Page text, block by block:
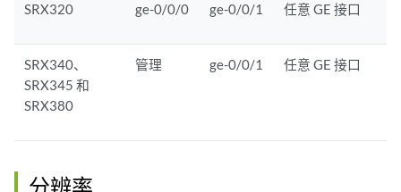
SRX320 ge-0/0/0 ge-0/0/1 任意 GE 接口
SRX340、
SRX345 和
SRX380
管理 ge-0/0/1 任意 GE 接口
分辨率